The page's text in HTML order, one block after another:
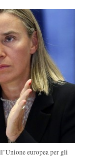
europea per gli